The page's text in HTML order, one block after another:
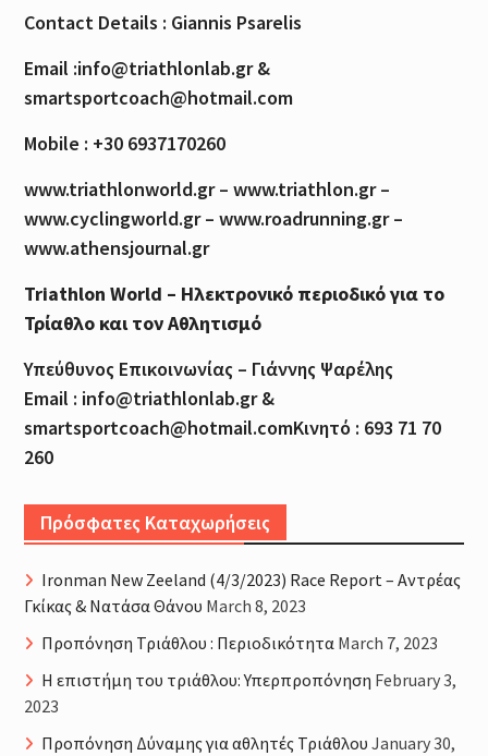
Contact Details : Giannis Psarelis
Email :info@triathlonlab.gr &
smartsportcoach@hotmail.com
Mobile : +30 6937170260
www.triathlonworld.gr – www.triathlon.gr –
www.cyclingworld.gr – www.roadrunning.gr –
www.athensjournal.gr
Triathlon World – Ηλεκτρονικό περιοδικό για το
Τρίαθλο και τον Αθλητισμό
Υπεύθυνος Επικοινωνίας – Γιάννης Ψαρέλης
Email : info@triathlonlab.gr &
smartsportcoach@hotmail.comΚινητό : 693 71 70
260
Πρόσφατες Καταχωρήσεις
Ironman New Zeeland (4/3/2023) Race Report – Αντρέας
Γκίκας & Νατάσα Θάνου March 8, 2023
Προπόνηση Τριάθλου : Περιοδικότητα March 7, 2023
H επιστήμη του τριάθλου: Υπερπροπόνηση February 3,
2023
Προπόνηση Δύναμης για αθλητές Τριάθλου January 30,